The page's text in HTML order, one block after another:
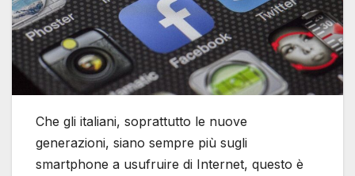
Che gli italiani, soprattutto le nuove
generazioni, siano sempre più sugli
smartphone a usufruire di Internet, questo è